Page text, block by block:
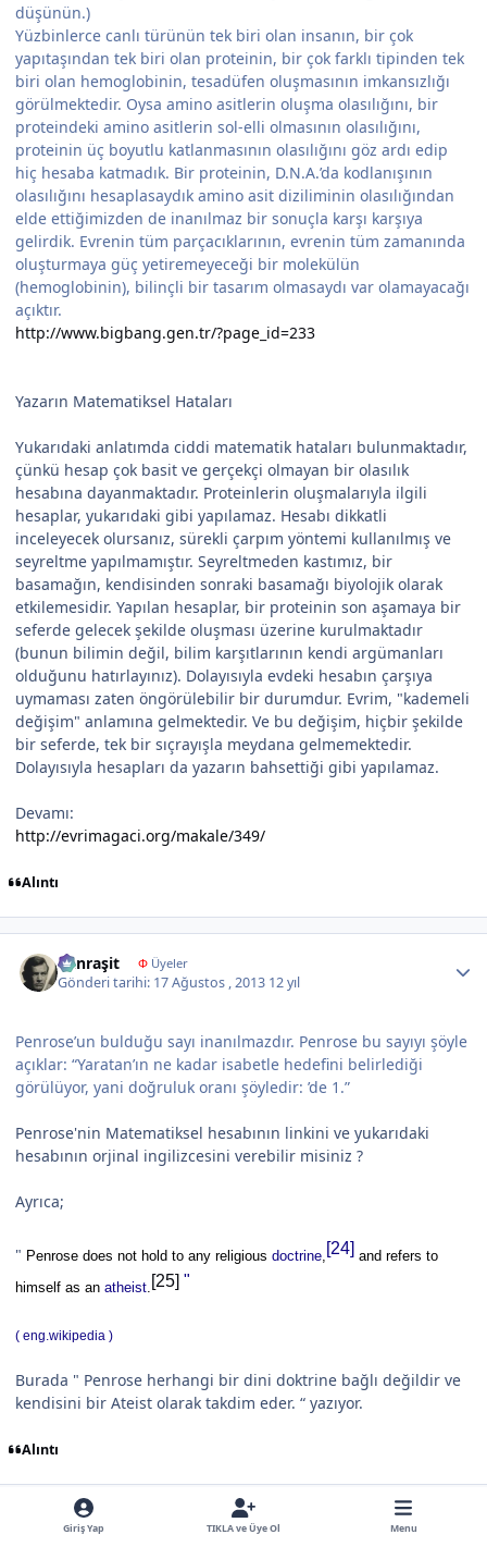
düşünün.)
Yüzbinlerce canlı türünün tek biri olan insanın, bir çok
yapıtaşından tek biri olan proteinin, bir çok farklı tipinden tek
biri olan hemoglobinin, tesadüfen oluşmasının imkansızlığı
görülmektedir. Oysa amino asitlerin oluşma olasılığını, bir
proteindeki amino asitlerin sol-elli olmasının olasılığını,
proteinin üç boyutlu katlanmasının olasılığını göz ardı edip
hiç hesaba katmadık. Bir proteinin, D.N.A.’da kodlanışının
olasılığını hesaplasaydık amino asit diziliminin olasılığından
elde ettiğimizden de inanılmaz bir sonuçla karşı karşıya
gelirdik. Evrenin tüm parçacıklarının, evrenin tüm zamanında
oluşturmaya güç yetiremeyeceği bir molekülün
(hemoglobinin), bilinçli bir tasarım olmasaydı var olamayacağı
açıktır.
http://www.bigbang.gen.tr/?page_id=233
Yazarın Matematiksel Hataları
Yukarıdaki anlatımda ciddi matematik hataları bulunmaktadır,
çünkü hesap çok basit ve gerçekçi olmayan bir olasılık
hesabına dayanmaktadır. Proteinlerin oluşmalarıyla ilgili
hesaplar, yukarıdaki gibi yapılamaz. Hesabı dikkatli
inceleyecek olursanız, sürekli çarpım yöntemi kullanılmış ve
seyreltme yapılmamıştır. Seyreltmeden kastımız, bir
basamağın, kendisinden sonraki basamağı biyolojik olarak
etkilemesidir. Yapılan hesaplar, bir proteinin son aşamaya bir
seferde gelecek şekilde oluşması üzerine kurulmaktadır
(bunun bilimin değil, bilim karşıtlarının kendi argümanları
olduğunu hatırlayınız). Dolayısıyla evdeki hesabın çarşıya
uymaması zaten öngörülebilir bir durumdur. Evrim, "kademeli
değişim" anlamına gelmektedir. Ve bu değişim, hiçbir şekilde
bir seferde, tek bir sıçrayışla meydana gelmemektedir.
Dolayısıyla hesapları da yazarın bahsettiği gibi yapılamaz.
Devamı:
http://evrimagaci.org/makale/349/
Alıntı
Canraşit ΦÜyeler
Gönderi tarihi: 17 Ağustos , 2013 12 yıl
Penrose’un bulduğu sayı inanılmazdır. Penrose bu sayıyı şöyle
açıklar: “Yaratan’ın ne kadar isabetle hedefini belirlediği
görülüyor, yani doğruluk oranı şöyledir: ’de 1.”
Penrose'nin Matematiksel hesabının linkini ve yukarıdaki
hesabının orjinal ingilizcesini verebilir misiniz ?
Ayrıca;
" Penrose does not hold to any religious doctrine [24] and refers to
himself as an atheist. [25] "
( eng.wikipedia )
Burada " Penrose herhangi bir dini doktrine bağlı değildir ve
kendisini bir Ateist olarak takdim eder. “ yazıyor.
Alıntı
sarıgöl
Author stats
Giriş Yap TIKLA ve Üye Ol Menu